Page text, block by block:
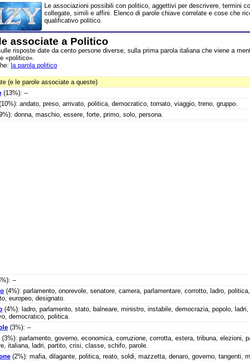
Le associazioni possibili con politico, aggettivi per descrivere, termini
collegate, simili e affini. Elenco di parole chiave correlate e cose che
qualificativo politico.
associate a Politico
risposte date da cento persone diverse, sulla prima parola italiana che viene a
«politico».
la parola politico
(e le parole associate a queste)
(13%): --
andato, preso, arrivato, politica, democratico, tornato, viaggio, treno, gruppo.
donna, maschio, essere, forte, primo, solo, persona.
--
(4%): parlamento, onorevole, senatore, camera, parlamentare, corrotto, ladro,
europeo, designato.
(4%): ladro, parlamento, stato, balneare, ministro, instabile, democrazia, popolo, ladri,
democratico, politica.
(3%): --
(3%): parlamento, governo, economica, corruzione, corrotta, estera, tribuna, elezioni,
italiana, ladri, partito, crisi, classe, schifo, parole.
(2%): mafia, dilagante, politica, reato, soldi, mazzetta, denaro, governo, tangenti,